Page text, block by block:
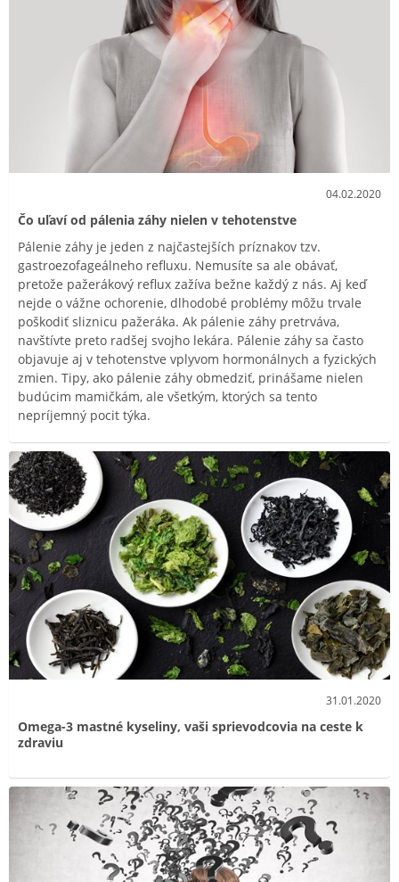
04.02.2020
Čo uľaví od pálenia záhy nielen v tehotenstve
Pálenie záhy je jeden z najčastejších príznakov tzv.
gastroezofageálneho refluxu. Nemusíte sa ale obávať,
pretože pažerákový reflux zažíva bežne každý z nás. Aj keď
nejde o vážne ochorenie, dlhodobé problémy môžu trvale
poškodiť sliznicu pažeráka. Ak pálenie záhy pretrváva,
navštívte preto radšej svojho lekára. Pálenie záhy sa často
objavuje aj v tehotenstve vplyvom hormonálnych a fyzických
zmien. Tipy, ako pálenie záhy obmedziť, prinášame nielen
budúcim mamičkám, ale všetkým, ktorých sa tento
nepríjemný pocit týka.
31.01.2020
Omega-3 mastné kyseliny, vaši sprievodcovia na ceste k
zdraviu